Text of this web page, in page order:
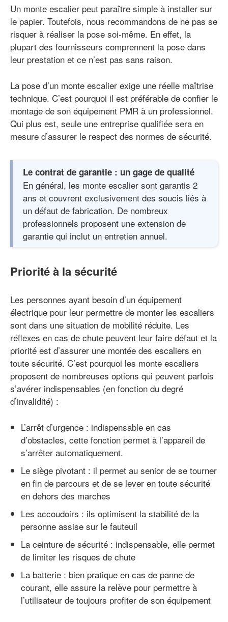
Un monte escalier peut paraître simple à installer sur
le papier. Toutefois, nous recommandons de ne pas se
risquer à réaliser la pose soi-même. En effet, la
plupart des fournisseurs comprennent la pose dans
leur prestation et ce n’est pas sans raison.
La pose d’un monte escalier exige une réelle maîtrise
technique. C’est pourquoi il est préférable de confier le
montage de son équipement PMR à un professionnel.
Qui plus est, seule une entreprise qualifiée sera en
mesure d’assurer le respect des normes de sécurité.
Le contrat de garantie : un gage de qualité
En général, les monte escalier sont garantis 2
ans et couvrent exclusivement des soucis liés à
un défaut de fabrication. De nombreux
professionnels proposent une extension de
garantie qui inclut un entretien annuel.
Priorité à la sécurité
Les personnes ayant besoin d’un équipement
électrique pour leur permettre de monter les escaliers
sont dans une situation de mobilité réduite. Les
réflexes en cas de chute peuvent leur faire défaut et la
priorité est d’assurer une montée des escaliers en
toute sécurité. C’est pourquoi les monte escaliers
proposent de nombreuses options qui peuvent parfois
s’avérer indispensables (en fonction du degré
d’invalidité) :
L’arrêt d’urgence : indispensable en cas
d’obstacles, cette fonction permet à l’appareil de
s’arrêter automatiquement.
Le siège pivotant : il permet au senior de se tourner
en fin de parcours et de se lever en toute sécurité
en dehors des marches
Les accoudoirs : ils optimisent la stabilité de la
personne assise sur le fauteuil
La ceinture de sécurité : indispensable, elle permet
de limiter les risques de chute
La batterie : bien pratique en cas de panne de
courant, elle assure la relève pour permettre à
l’utilisateur de toujours profiter de son équipement